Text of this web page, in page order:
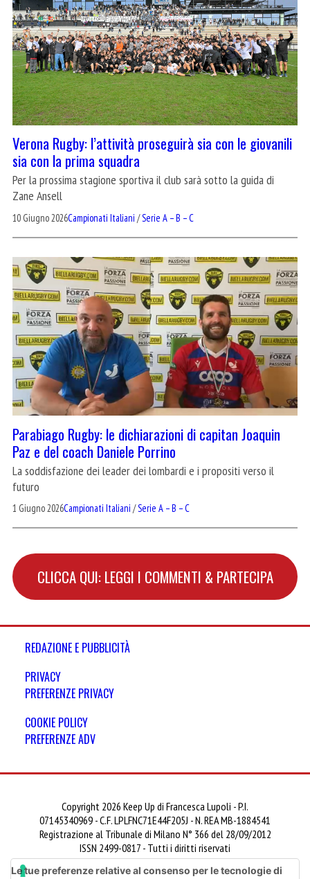
Verona Rugby: l’attività proseguirà sia con le giovanili
sia con la prima squadra
Per la prossima stagione sportiva il club sarà sotto la guida di
Zane Ansell
10 Giugno 2026Campionati Italiani /Serie A – B – C
Parabiago Rugby: le dichiarazioni di capitan Joaquin
Paz e del coach Daniele Porrino
La soddisfazione dei leader dei lombardi e i propositi verso il
futuro
1 Giugno 2026Campionati Italiani /Serie A – B – C
CLICCA QUI: LEGGI I COMMENTI & PARTECIPA
REDAZIONE E PUBBLICITÀ
PRIVACY
PREFERENZE PRIVACY
COOKIE POLICY
PREFERENZE ADV
Copyright 2026 Keep Up di Francesca Lupoli - P.I.
07145340969 - C.F. LPLFNC71E44F205J - N. REA MB-1884541
Registrazione al Tribunale di Milano N° 366 del 28/09/2012
ISSN 2499-0817 - Tutti i diritti riservati
Le tue preferenze relative al consenso per le tecnologie di